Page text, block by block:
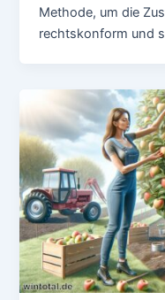
Methode, um die
rechtskonform und